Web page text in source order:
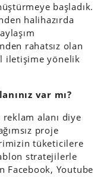
başladık.
halihazırda
rahatsız olan
iletişime yönelik
var mı?
alanı diye
proje
tüketicilere
stratejilerle
Facebook, Youtube